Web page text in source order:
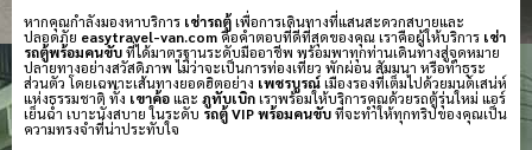
หากคุณกำลังมองหาบริการ เช่ารถตู้เพื่อการเดินทางที่แสนสะดวกสบายและ
ปลอดภัย easytravel-van.comคือคำตอบที่ดีที่สุดของคุณ เราคือผู้ให้บริการ เช่า
รถตู้พร้อมคนขับที่ได้มาตรฐานระดับมืออาชีพ พร้อมพาทุกท่านเดินทางสู่จุดหมาย
ปลายทางอย่างสวัสดิภาพ ไม่ว่าจะเป็นการท่องเที่ยว พักผ่อน สัมมนา หรือทำธุระ
ส่วนตัว โดยเฉพาะเส้นทางยอดฮิตอย่าง เพชรบูรณ์เมืองรองที่เต็มไปด้วยมนต์เสน่ห์
แห่งธรรมชาติ ทั้ง เขาค้อและ ภูทับเบิกเราพร้อมให้บริการคุณด้วยรถตู้รุ่นใหม่ แอร์
เย็นฉ่ำ เบาะนั่งสบาย ในระดับ รถตู้ VIP พร้อมคนขับที่จะทำให้ทุกทริปของคุณเป็น
ความทรงจำที่น่าประทับใจ